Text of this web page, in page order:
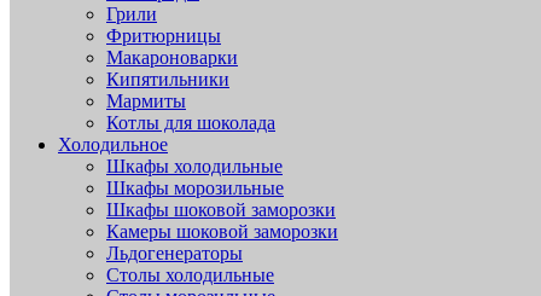
Грили
Фритюрницы
Макароноварки
Кипятильники
Мармиты
Котлы для шоколада
Холодильное
Шкафы холодильные
Шкафы морозильные
Шкафы шоковой заморозки
Камеры шоковой заморозки
Льдогенераторы
Столы холодильные